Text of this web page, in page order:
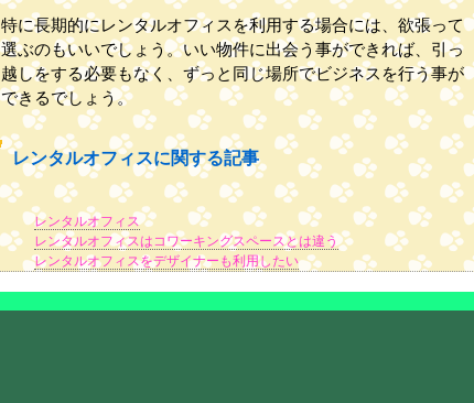
特に長期的にレンタルオフィスを利用する場合には、欲張って
選ぶのもいいでしょう。いい物件に出会う事ができれば、引っ
越しをする必要もなく、ずっと同じ場所でビジネスを行う事が
できるでしょう。
レンタルオフィスに関する記事
レンタルオフィス
レンタルオフィスはコワーキングスペースとは違う
レンタルオフィスをデザイナーも利用したい